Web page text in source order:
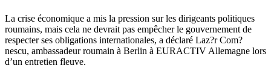
La crise économique a mis la pression sur les dirigeants politiques
roumains, mais cela ne devrait pas empêcher le gouvernement de
respecter ses obligations internationales, a déclaré Laz?r Com?
nescu, ambassadeur roumain à Berlin à EURACTIV Allemagne lors
d’un entretien fleuve.